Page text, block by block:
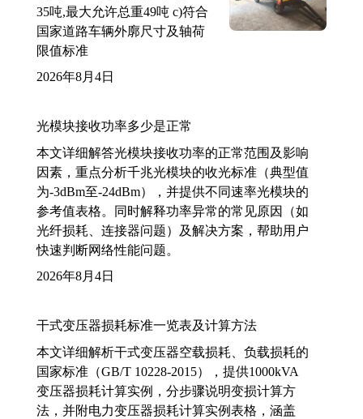
35吨,最大允许总重49吨 c)符合
国家道路车辆外廓尺寸及轴荷
限值标准
2026年8月4日
光模块接收功率多少是正常
本文详细解答光模块接收功率的正常范围及影响
因素，重点分析千兆光模块的收光标准（典型值
为-3dBm至-24dBm），并提供不同速率光模块的
参考值表格。同时解释功率异常的常见原因（如
光纤损耗、连接器问题）及解决方案，帮助用户
快速判断网络性能问题。
2026年8月4日
干式变压器损耗标准一览表及计算方法
本文详细解析干式变压器空载损耗、负载损耗的
国家标准（GB/T 10228-2015），提供1000kVA
变压器损耗计算实例，分步骤说明变损计算方
法，并附电力变压器损耗计算实例表格，涵盖